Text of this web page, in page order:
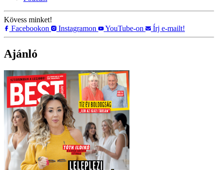
Kövess minket!
Facebookon
Instagramon YouTube-on Írj e-mailt!
Ajánló